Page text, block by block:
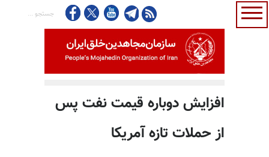
افزایش دوباره قیمت نفت پس
از حملات تازه آمریکا